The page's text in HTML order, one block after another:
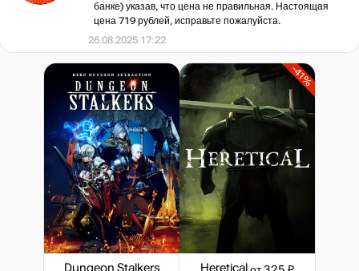
банке) указав, что цена не правильная. Настоящая
цена 719 рублей, исправьте пожалуйста.
26.08.2025 17:22
Dungeon Stalkers
-41%
Heretical